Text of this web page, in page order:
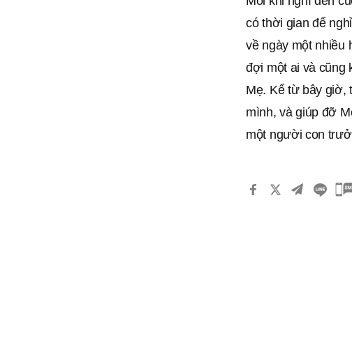
có thời gian để
về ngày một nhiều
đợi một ai và cũng
Mẹ. Kể từ bây giờ,
mình, và giúp đỡ
một người con